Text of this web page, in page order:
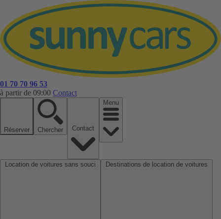
01 70 70 96 53
à partir de 09:00 Contact
Réserver Chercher
Menu